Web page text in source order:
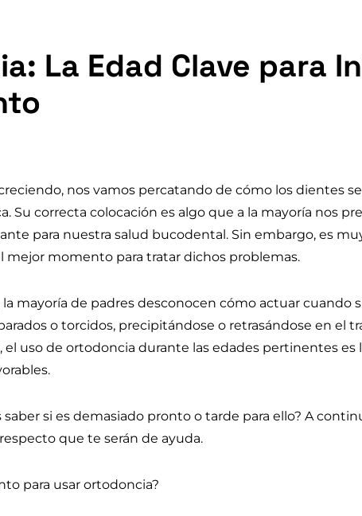
La Edad Clave para
nos vamos percatando de cómo los dientes
Su correcta colocación es algo que a la mayoría nos
para nuestra salud bucodental. Sin embargo, es
mejor momento para tratar dichos problemas.
la mayoría de padres desconocen cómo actuar cuando
o torcidos, precipitándose o retrasándose en el
uso de ortodoncia durante las edades pertinentes es
si es demasiado pronto o tarde para ello? A
que te serán de ayuda.
para usar ortodoncia?